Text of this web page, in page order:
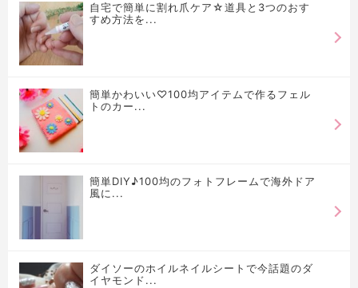
自宅で簡単に割れ爪ケア☆道具と3つのおす
すめ方法を...
簡単かわいい♡100均アイテムで作るフェル
トのカー...
簡単DIY♪100均のフォトフレームで海外ドア
風に...
ダイソーのホイルネイルシートで今話題のダ
イヤモンド...